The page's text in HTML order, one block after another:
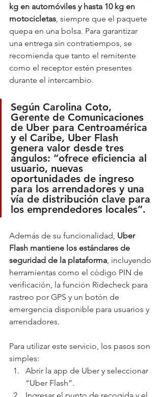
kg en automóviles y hasta 10 kg en
motocicletas, siempre que el paquete
quepa en una bolsa. Para garantizar
una entrega sin contratiempos, se
recomienda que tanto el remitente
como el receptor estén presentes
durante el intercambio.
Según Carolina Coto,
Gerente de Comunicaciones
de Uber para Centroamérica
y el Caribe, Uber Flash
genera valor desde tres
ángulos: “ofrece eficiencia al
usuario, nuevas
oportunidades de ingreso
para los arrendadores y una
vía de distribución clave para
los emprendedores locales”.
Además de su funcionalidad, Uber
Flash mantiene los estándares de
seguridad de la plataforma, incluyendo
herramientas como el código PIN de
verificación, la función Ridecheck para
rastreo por GPS y un botón de
emergencia disponible para usuarios y
arrendadores.
Para utilizar este servicio, los pasos son
simples:
Abrir la app de Uber y seleccionar
“Uber Flash”.